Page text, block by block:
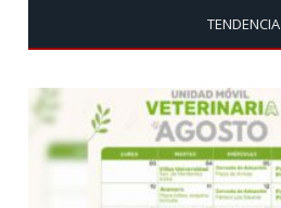
TENDENCIA